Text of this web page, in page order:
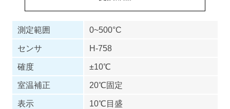
測定範囲
0~500°C
センサ
H-758
確度
±10℃
室温補正
20℃固定
表示
10℃目盛